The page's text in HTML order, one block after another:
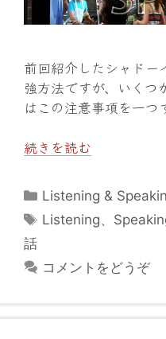
前回紹介したシャドー
強方法ですが、いくつ
はこの注意事項を一つ
続きを読む
カ
テ
ー
Listening &
タ
Listening、
話
コメントをどうぞ